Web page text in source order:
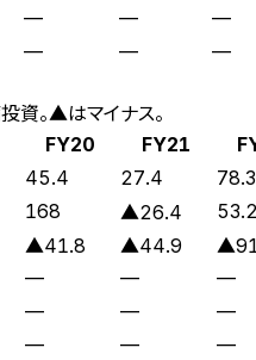
— — —
— — —
資。▲はマイナス。
FY20 FY21
45.4 27.4 78.3
168 ▲26.4
▲41.8 ▲44.9
— — —
— — —
— — —